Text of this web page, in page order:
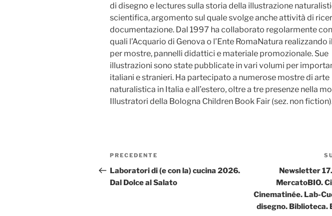
di disegno e lectures sulla storia della illustrazione
scientifica, argomento sul quale svolge anche attività di
documentazione. Dal 1997 ha collaborato regolarmente
quali l’Acquario di Genova o l’Ente RomaNatura realizzando
per mostre, pannelli didattici e materiale promozionale. Sue
illustrazioni sono state pubblicate in vari volumi per
italiani e stranieri. Ha partecipato a numerose mostre di arte
naturalistica in Italia e all’estero, oltre a tre presenze nella
Illustratori della Bologna Children Book Fair (sez. non
Navigazione
articoli
Articolo
precedente:
PRECEDENTE
Laboratori di (e con la) cucina 2026.
Dal Dolce al Salato
Newsletter
MercatoBIO.
Cinematinée. Lab-
disegno. Biblioteca.